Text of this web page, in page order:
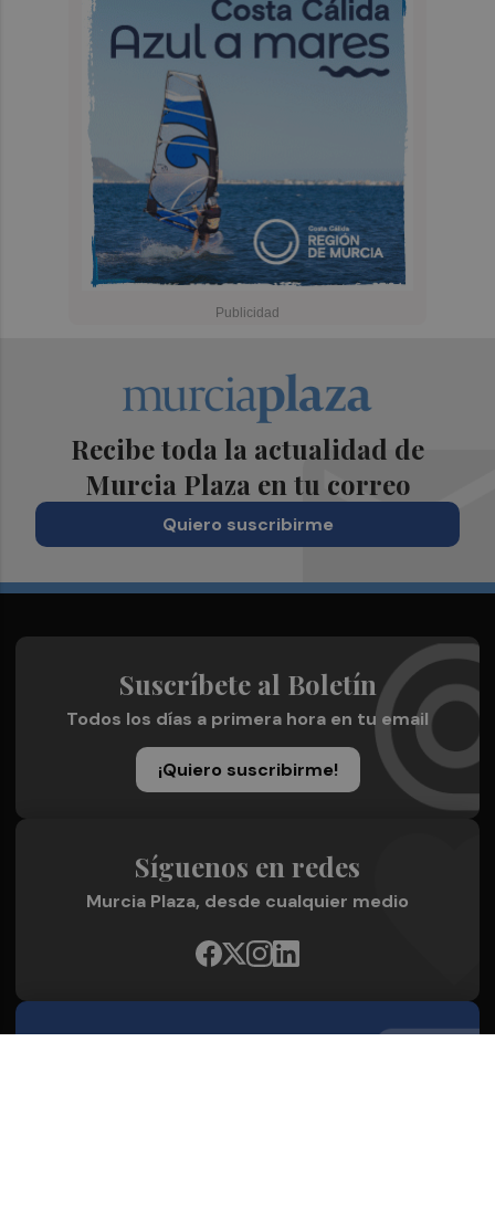
Recibe toda la actualidad de
Murcia Plaza en tu correo
Quiero suscribirme
Suscríbete al Boletín
Todos los días a primera hora en tu email
¡Quiero suscribirme!
Síguenos en redes
Murcia Plaza, desde cualquier medio